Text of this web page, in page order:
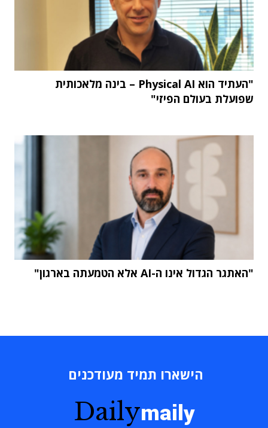
"העתיד הוא Physical AI – בינה מלאכותית
שפועלת בעולם הפיזי"
"האתגר הגדול אינו ה-AI אלא הטמעתה בארגון"
הישארו תמיד מעודכנים
Dailymaily